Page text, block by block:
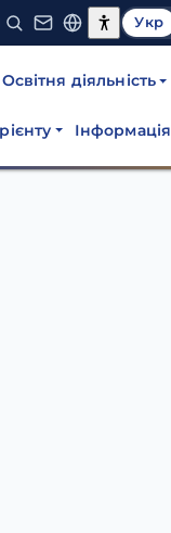
Укр
Освітня діяльність
Інформація